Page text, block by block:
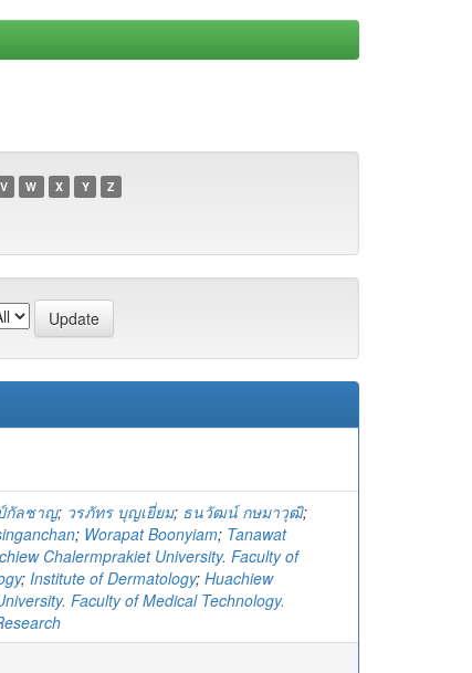
V W X Y Z
กัลชาญ; วรภัทร บุญเยี่ยม; ธนวัฒน์ กษมาวุฒิ;
; Worapat Boonyiam; Tanawat
Chalermprakiet University. Faculty of
; Institute of Dermatology; Huachiew
Faculty of Medical Technology.